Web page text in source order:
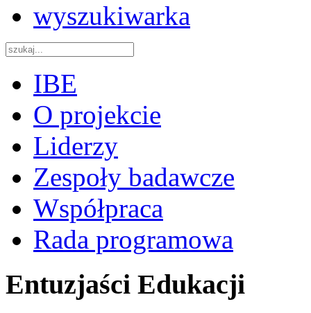
wyszukiwarka
IBE
O projekcie
Liderzy
Zespoły badawcze
Współpraca
Rada programowa
Entuzjaści Edukacji